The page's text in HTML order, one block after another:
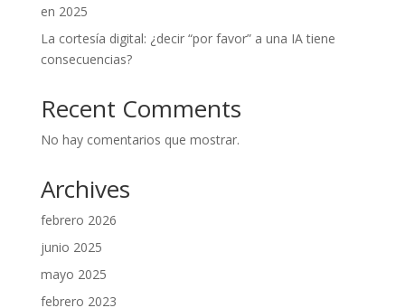
en 2025
La cortesía digital: ¿decir “por favor” a una IA tiene
consecuencias?
Recent Comments
No hay comentarios que mostrar.
Archives
febrero 2026
junio 2025
mayo 2025
febrero 2023